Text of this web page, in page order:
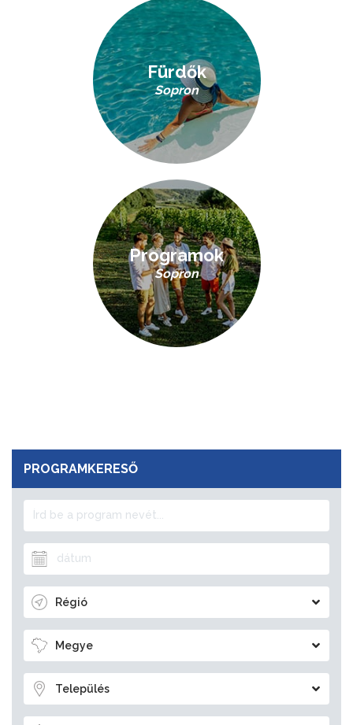
Fürdők
Sopron
Programok
Sopron
PROGRAMKERESŐ
Régió
Megye
Település